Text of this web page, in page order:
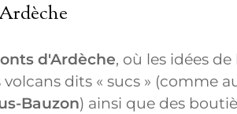
d'Ardèche, où les idées
dits « sucs » (comme
Bauzon) ainsi que des